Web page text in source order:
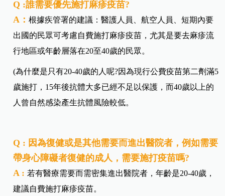
Q :誰需要優先施打麻疹疫苗?
A：根據疾管署的建議：醫護人員、航空人員、短期內要
出國的民眾可考慮自費施打麻疹疫苗，尤其是要去麻疹流
行地區或年齡層落在20至40歲的民眾。
(為什麼是只有20-40歲的人呢?因為現行公費疫苗第二劑滿5
歲施打，15年後抗體大多已經不足以保護，而40歲以上的
人曾自然感染產生抗體風險較低。
Q : 因為復健或是其他需要而進出醫院者，例如需要
帶身心障礙者復健的成人，需要施打疫苗嗎?
A : 若有醫療需要而需密集進出醫院者，年齡是20-40歲，
建議自費施打麻疹疫苗。